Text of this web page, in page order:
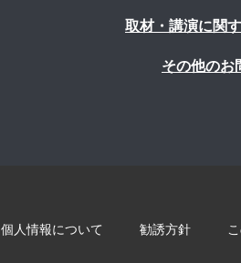
取材・講演に関
その他のお
個人情報について 勧誘方針